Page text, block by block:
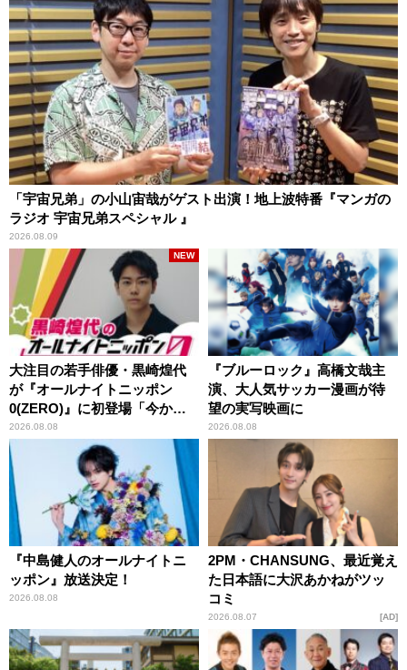
「宇宙兄弟」の小山宙哉がゲスト出演！地上波特番『マンガの
ラジオ 宇宙兄弟スペシャル 』
2026.08.09
大注目の若手俳優・黒崎煌代
が『オールナイトニッポン
0(ZERO)』に初登場「今から
とてもワクワクしておりま
す！」
2026.08.08
NEW
『ブルーロック』高橋文哉主
演、大人気サッカー漫画が待
望の実写映画に
2026.08.08
『中島健人のオールナイトニ
ッポン』放送決定！
2026.08.08
2PM・CHANSUNG、最近覚え
た日本語に大沢あかねがツッ
コミ
2026.08.07 AD